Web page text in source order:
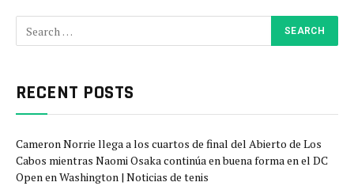
RECENT POSTS
Cameron Norrie llega a los cuartos de final del Abierto de Los
Cabos mientras Naomi Osaka continúa en buena forma en el DC
Open en Washington | Noticias de tenis